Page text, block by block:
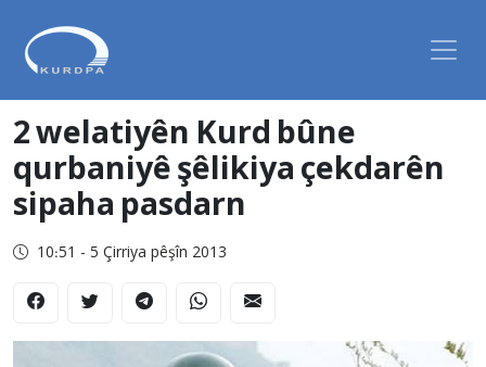
2 welatiyên Kurd bûne
qurbaniyê şêlikiya çekdarên
sipaha pasdarn
10:51 - 5 Çirriya pêşîn 2013